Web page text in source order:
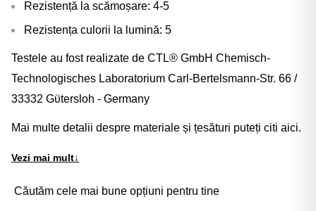
Rezistență la scămoșare: 4-5
Rezistența culorii la lumină: 5
Testele au fost realizate de CTL® GmbH Chemisch-
Technologisches Laboratorium Carl-Bertelsmann-Str. 66 /
33332 Gϋtersloh - Germany
Mai multe detalii despre materiale și țesături puteți citi aici.
Vezi mai mult↓
Căutăm cele mai bune opțiuni pentru tine